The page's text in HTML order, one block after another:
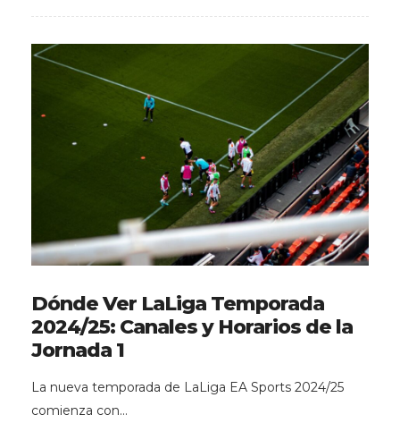
Dónde Ver LaLiga Temporada
2024/25: Canales y Horarios de la
Jornada 1
La nueva temporada de LaLiga EA Sports 2024/25
comienza con…